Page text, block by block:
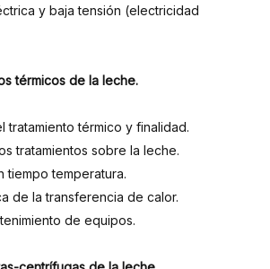
y baja tensión (electricidad
térmicos de la leche.
tratamiento térmico y finalidad.
tratamientos sobre la leche.
tiempo temperatura.
de la transferencia de calor.
de equipos.